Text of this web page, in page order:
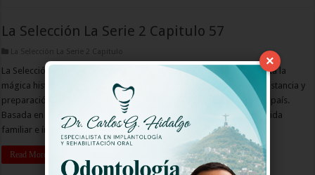
La Selección La Serie 2 Capitulo 57
La Selección La Serie 2 Capitulo
La Selección en su Segunda Temporada, La Historia Continúa, cuenta la
mágica historia de cinco humildes deportistas que gracias a su constancia y
preparación, lograron convertirse en los verdaderos héroes de un país.
Basada en hechos de la vida real, esta producción nos muestra la vida
familiar e íntima de …
Read More »
×